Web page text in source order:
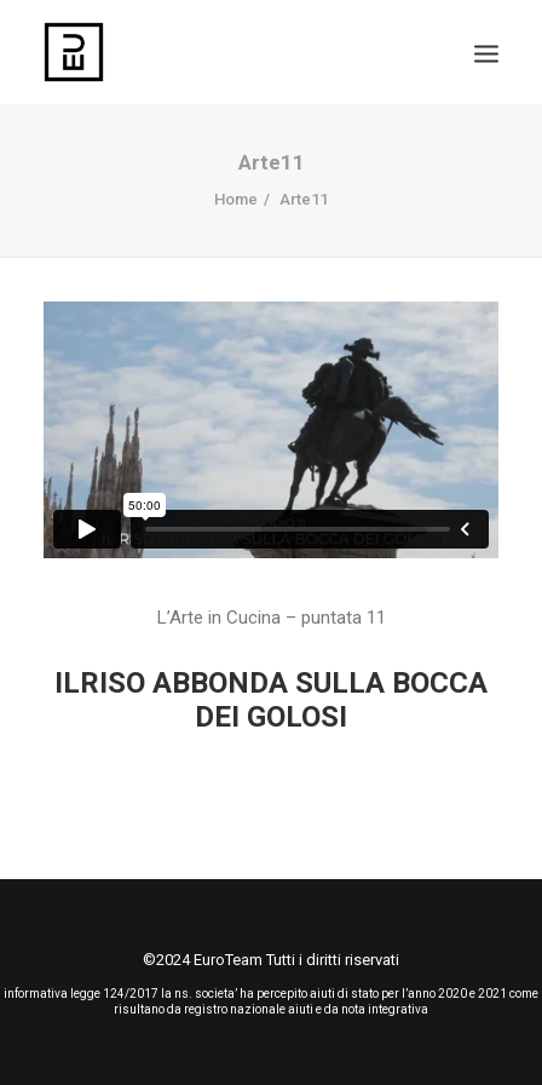
Arte11
Home Arte11
L’Arte in Cucina – puntata 11
ILRISO ABBONDA SULLA BOCCA
DEI GOLOSI
©2024 EuroTeam Tutti i diritti riservati
informativa legge 124/2017 la ns. societa’ ha percepito aiuti di stato per l’anno 2020 e 2021 come
risultano da registro nazionale aiuti e da nota integrativa